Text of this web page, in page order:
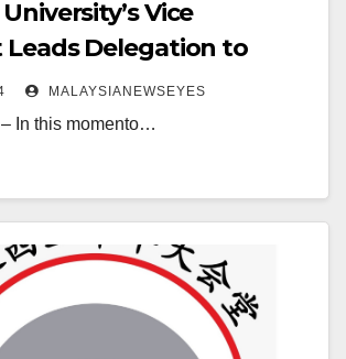
Vice
Leads Delegation to
New Paths for
MALAYSIANEWSEYES
In this momento…